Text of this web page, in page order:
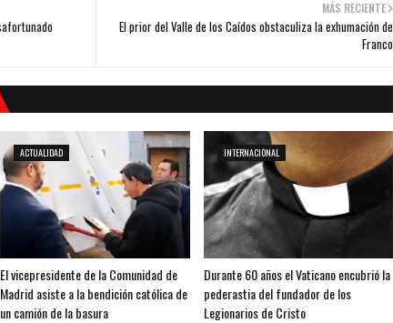
MÁS RECIENTE
El prior del Valle de los Caídos obstaculiza la exhumación de
Franco
ACTUALIDAD
El vicepresidente de la Comunidad de
Madrid asiste a la bendición católica de
un camión de la basura
INTERNACIONAL
Durante 60 años el Vaticano encubrió la
pederastia del fundador de los
Legionarios de Cristo